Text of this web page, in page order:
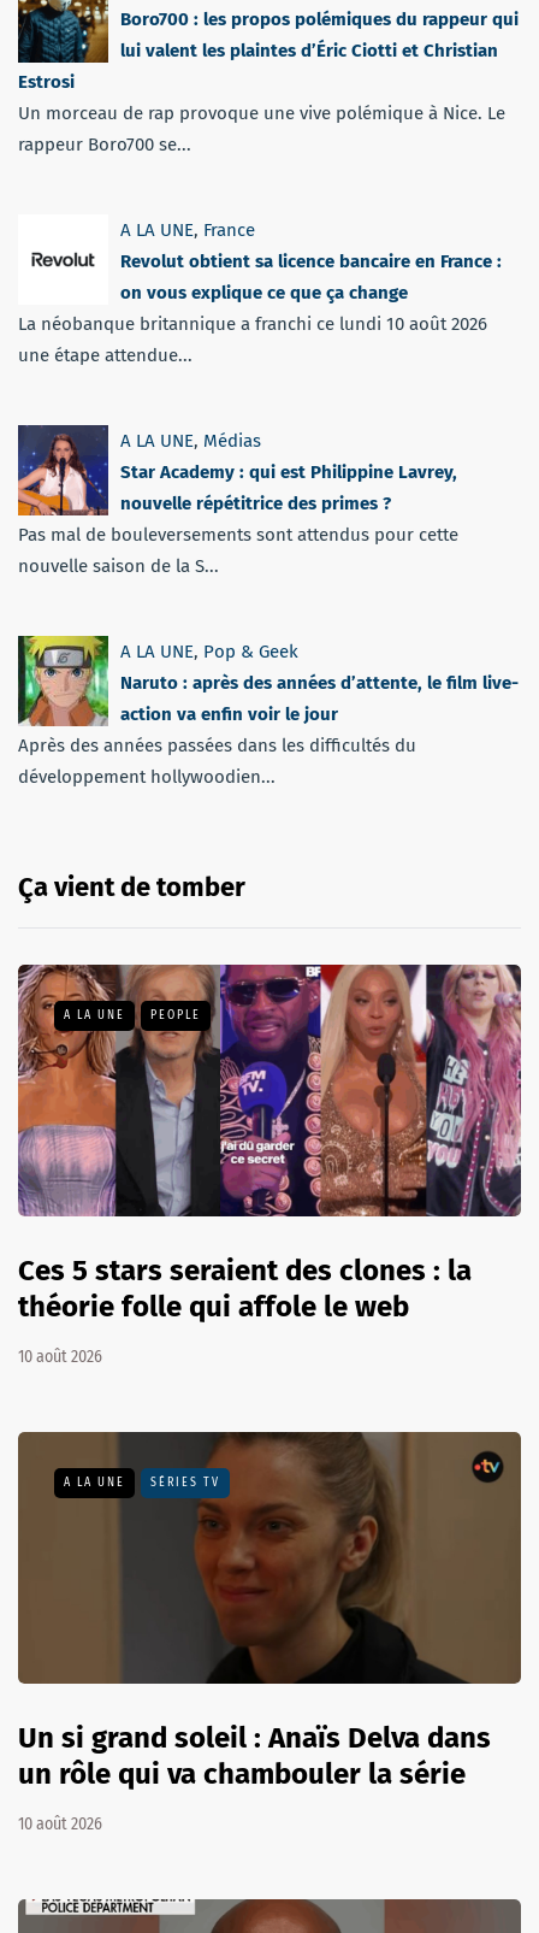
Boro700 : les propos polémiques du rappeur qui
lui valent les plaintes d’Éric Ciotti et Christian
Estrosi
Un morceau de rap provoque une vive polémique à Nice. Le
rappeur Boro700 se...
A LA UNE, France
Revolut obtient sa licence bancaire en France :
on vous explique ce que ça change
La néobanque britannique a franchi ce lundi 10 août 2026
une étape attendue...
A LA UNE, Médias
Star Academy : qui est Philippine Lavrey,
nouvelle répétitrice des primes ?
Pas mal de bouleversements sont attendus pour cette
nouvelle saison de la S...
A LA UNE, Pop & Geek
Naruto : après des années d’attente, le film live-
action va enfin voir le jour
Après des années passées dans les difficultés du
développement hollywoodien...
Ça vient de tomber
A LA UNE PEOPLE
Ces 5 stars seraient des clones : la
théorie folle qui affole le web
10 août 2026
A LA UNE SÉRIES TV
Un si grand soleil : Anaïs Delva dans
un rôle qui va chambouler la série
10 août 2026